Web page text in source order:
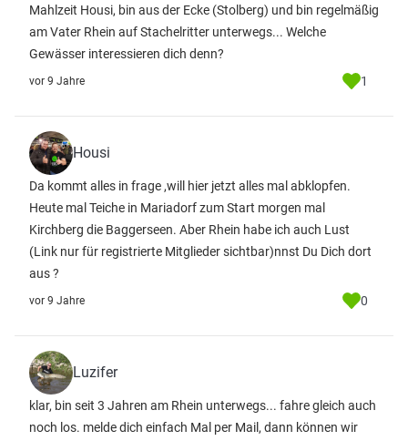
Mahlzeit Housi, bin aus der Ecke (Stolberg) und bin regelmäßig
am Vater Rhein auf Stachelritter unterwegs... Welche
Gewässer interessieren dich denn?
vor 9 Jahre 1
Housi
Da kommt alles in frage ,will hier jetzt alles mal abklopfen.
Heute mal Teiche in Mariadorf zum Start morgen mal
Kirchberg die Baggerseen. Aber Rhein habe ich auch Lust
(Link nur für registrierte Mitglieder sichtbar)nnst Du Dich dort
aus ?
vor 9 Jahre 0
Luzifer
klar, bin seit 3 Jahren am Rhein unterwegs... fahre gleich auch
noch los. melde dich einfach Mal per Mail, dann können wir